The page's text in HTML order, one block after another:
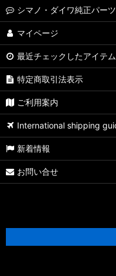
【シマノ】13メタニウム［
【シマノ】15メタニウム
【シマノ】07-08メタニウ
【シマノ】21アンタレス
【シマノ】22バンタム［
【シマノ】05メタニウム
【シマノ】19アンタレス［
【シマノ】18アンタレス
シマノ・ダイワ純正パー
マイページ
最近チェックしたアイテム
特定商取引法表示
ご利用案内
International shipping
新着情報
お問い合せ